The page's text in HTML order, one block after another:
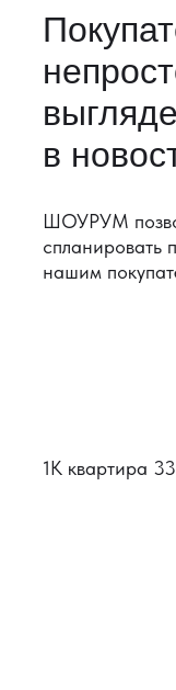
1К квартира
ШОУРУМ
спланировать
нашим
в